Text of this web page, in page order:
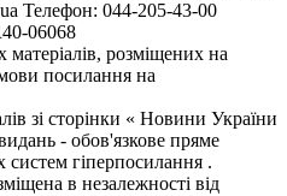
Телефон: 044-205-43-00
06068
розміщених на
посилання на
зі сторінки « Новини України
- обов'язкове пряме
гіперпосилання .
в незалежності від